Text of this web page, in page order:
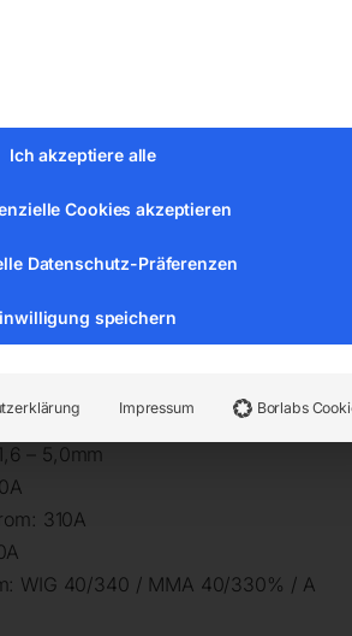
– Betriebsanleitung
– 5,0mm
310A
WIG 40/340 / MMA 40/330% / A
Ich akzeptiere alle
Cookies akzeptieren
Datenschutz-Präferenzen
speichern
Impressum Borlabs